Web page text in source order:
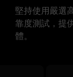
堅持使用嚴選
靠度測試，提
體。